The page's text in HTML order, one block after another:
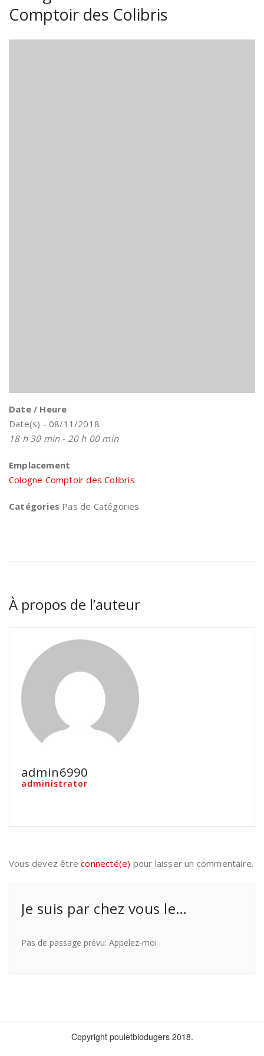
Comptoir des Colibris
Date / Heure
Date(s) - 08/11/2018
18 h 30 min - 20 h 00 min
Emplacement
Cologne Comptoir des Colibris
Catégories Pas de Catégories
À propos de l’auteur
admin6990
administrator
Vous devez êtreconnecté(e) pour laisser un commentaire.
Je suis par chez vous le…
Pas de passage prévu: Appelez-moi
Copyright pouletbiodugers 2018.